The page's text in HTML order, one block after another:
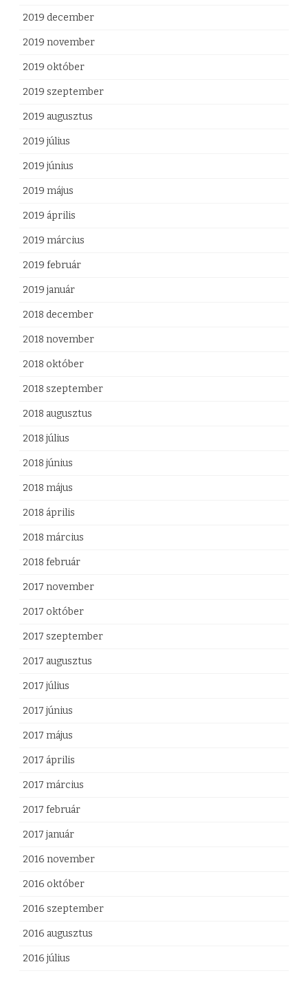
2019 december
2019 november
2019 október
2019 szeptember
2019 augusztus
2019 július
2019 június
2019 május
2019 április
2019 március
2019 február
2019 január
2018 december
2018 november
2018 október
2018 szeptember
2018 augusztus
2018 július
2018 június
2018 május
2018 április
2018 március
2018 február
2017 november
2017 október
2017 szeptember
2017 augusztus
2017 július
2017 június
2017 május
2017 április
2017 március
2017 február
2017 január
2016 november
2016 október
2016 szeptember
2016 augusztus
2016 július